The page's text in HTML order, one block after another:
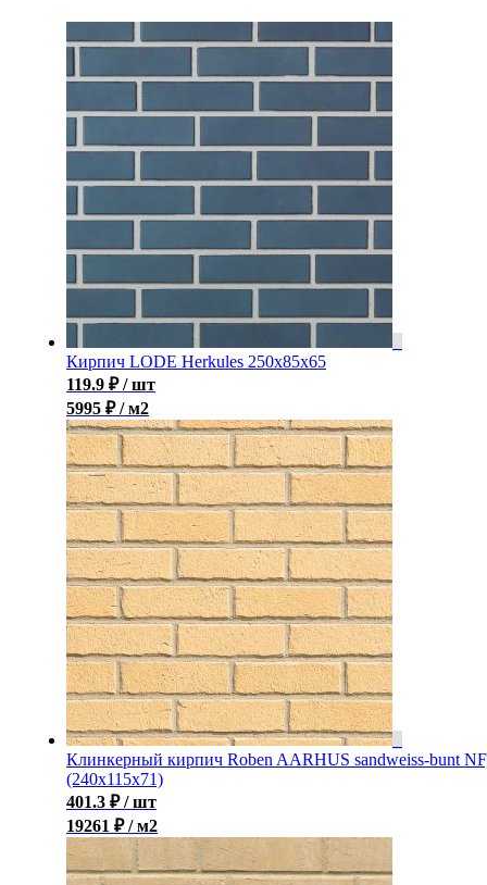
Кирпич LODE Herkules 250x85x65
119.9 ₽ / шт
5995 ₽ / м2
Клинкерный кирпич Roben AARHUS sandweiss-bunt
(240х115х71)
401.3 ₽ / шт
19261 ₽ / м2